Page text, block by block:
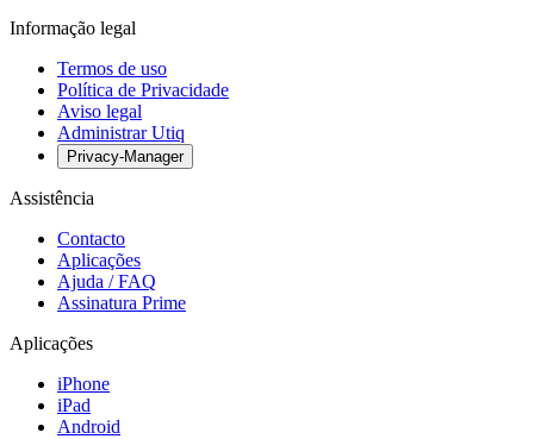
Informação legal
Termos de uso
Política de Privacidade
Aviso legal
Administrar Utiq
Privacy-Manager
Assistência
Contacto
Aplicações
Ajuda / FAQ
Assinatura Prime
Aplicações
iPhone
iPad
Android